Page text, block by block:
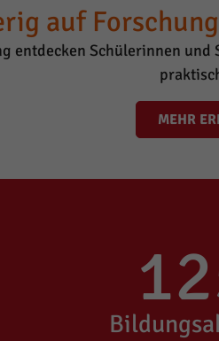
auf
entdecken Schülerinnen
MEHR